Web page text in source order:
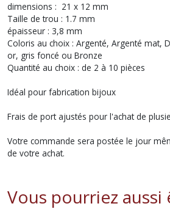
dimensions : 21 x 12 mm
Taille de trou : 1.7 mm
épaisseur : 3,8 mm
Coloris au choix : Argenté, Argenté mat,
or, gris foncé ou Bronze
Quantité au choix : de 2 à 10 pièces
Idéal pour fabrication bijoux
Frais de port ajustés pour l'achat de
Votre commande sera postée le jour
de votre achat.
Vous pourriez aussi